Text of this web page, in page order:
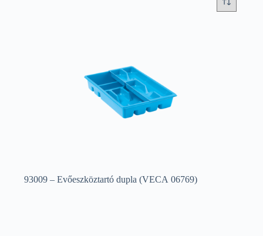
93009 – Evőeszköztartó dupla (VECA 06769)